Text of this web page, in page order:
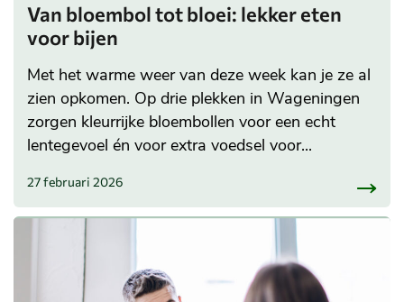
Van bloembol tot bloei: lekker eten
voor bijen
Met het warme weer van deze week kan je ze al
zien opkomen. Op drie plekken in Wageningen
zorgen kleurrijke bloembollen voor een echt
lentegevoel én voor extra voedsel voor...
27 februari 2026